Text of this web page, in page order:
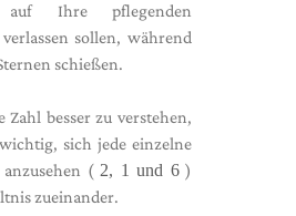
Ihre pflegenden
sollen, während
schießen.
Zahl besser zu verstehen,
sich jede einzelne
( 2, 1 und 6)
zueinander.